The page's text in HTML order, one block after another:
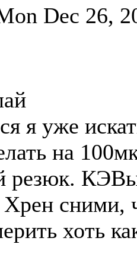
Dec 26,
я уже
на
резюк.
сними,
хоть